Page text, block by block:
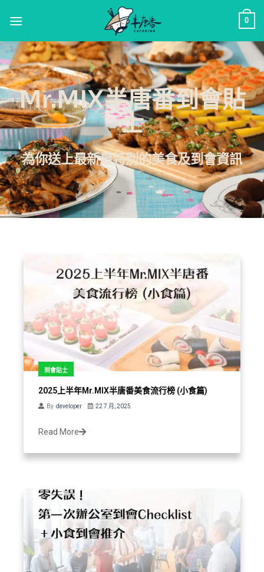
0
Mr.MIX半唐番到會貼
士
為你送上最新最特別的美食及到會資訊
到會貼士
2025上半年Mr.MIX半唐番美食流行榜 (小食篇)
By developer 22 7 月, 2025
Read More